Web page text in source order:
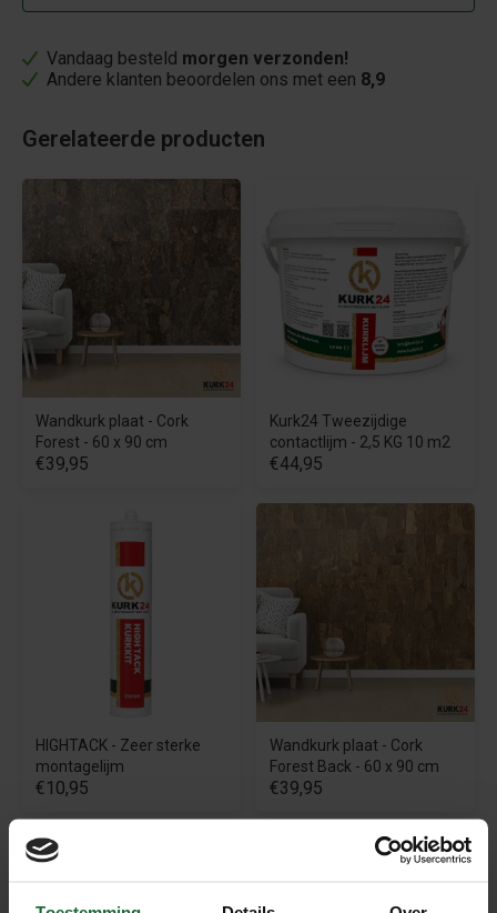
Vandaag besteld morgen verzonden!
Andere klanten beoordelen ons met een 8,9
Gerelateerde producten
Wandkurk plaat - Cork
Forest - 60 x 90 cm
€39,95
Kurk24 Tweezijdige
contactlijm - 2,5 KG 10 m2
€44,95
HIGHTACK - Zeer sterke
montagelijm
€10,95
Wandkurk plaat - Cork
Forest Back - 60 x 90 cm
€39,95